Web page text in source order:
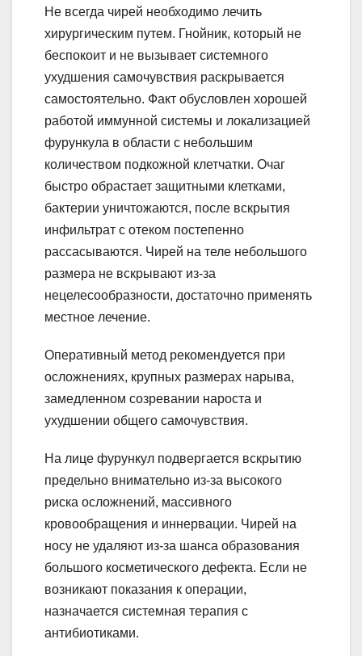
Не всегда чирей необходимо лечить
хирургическим путем. Гнойник, который не
беспокоит и не вызывает системного
ухудшения самочувствия раскрывается
самостоятельно. Факт обусловлен хорошей
работой иммунной системы и локализацией
фурункула в области с небольшим
количеством подкожной клетчатки. Очаг
быстро обрастает защитными клетками,
бактерии уничтожаются, после вскрытия
инфильтрат с отеком постепенно
рассасываются. Чирей на теле небольшого
размера не вскрывают из-за
нецелесообразности, достаточно применять
местное лечение.
Оперативный метод рекомендуется при
осложнениях, крупных размерах нарыва,
замедленном созревании нароста и
ухудшении общего самочувствия.
На лице фурункул подвергается вскрытию
предельно внимательно из-за высокого
риска осложнений, массивного
кровообращения и иннервации. Чирей на
носу не удаляют из-за шанса образования
большого косметического дефекта. Если не
возникают показания к операции,
назначается системная терапия с
антибиотиками.